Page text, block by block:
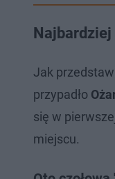
Jak
przypadło
się w
miejscu.